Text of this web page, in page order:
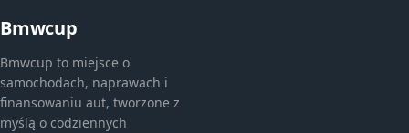
Bmwcup
Bmwcup to miejsce o
samochodach, naprawach i
finansowaniu aut, tworzone z
myślą o codziennych